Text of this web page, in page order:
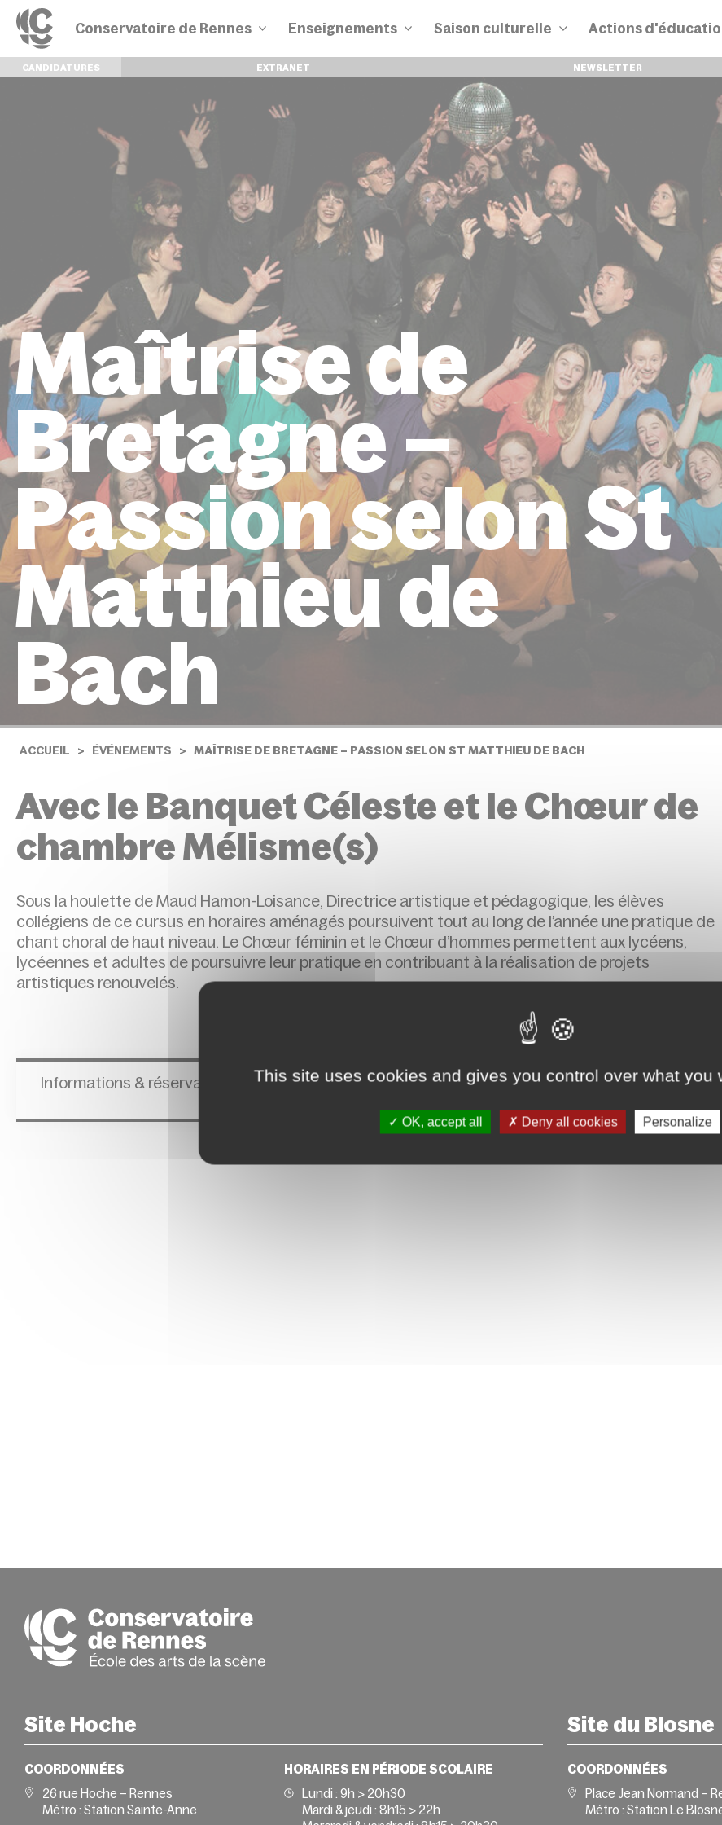
Conservatoire de Rennes Enseignements Saison culturelle Actions
CANDIDATURES EXTRANET NEWSLETTER
Maîtrise de
Bretagne –
Passion selon St
Matthieu de
Bach
ACCUEIL ÉVÉNEMENTS MAÎTRISE DE BRETAGNE – PASSION SELON ST MATTHIEU DE BACH
Avec le Banquet Céleste et le Chœur de
chambre Mélisme(s)
Sous la houlette de Maud Hamon-Loisance, Directrice artistique et pédagogique, les élèves
collégiens de ce cursus en horaires aménagés poursuivent tout au long de l’année une pratique de
chant choral de haut niveau. Le Chœur féminin et le Chœur d’hommes permettent aux lycéens,
lycéennes et adultes de poursuivre leur pratique en contribuant à la réalisation de projets
artistiques renouvelés.
Informations & réservations : https://maitrisedebretagne.fr/saison-musicale-2023-2024/
Site Hoche
COORDONNÉES
26 rue Hoche – Rennes
Métro : Station Sainte-Anne
HORAIRES EN PÉRIODE SCOLAIRE
Lundi : 9h > 20h30
Mardi & jeudi : 8h15 > 22h
Site du Blosne
COORDONNÉES
Place Jean Normand –
Métro : Station Le
This site uses cookies and gives you control over what you
OK, accept all Deny all cookies Personalize